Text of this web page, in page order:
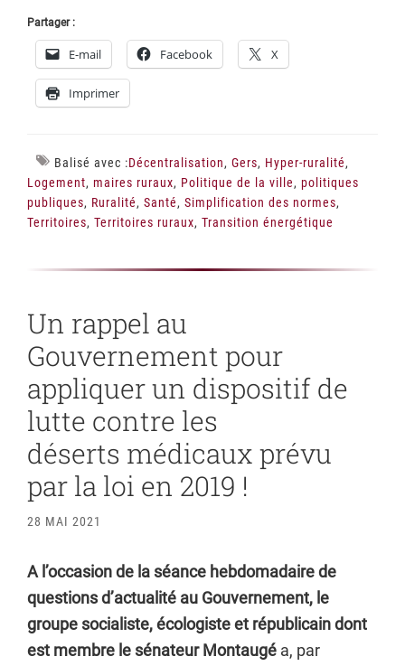
Partager :
E-mail Facebook X
Imprimer
Balisé avec :Décentralisation, Gers, Hyper-ruralité,
Logement, maires ruraux, Politique de la ville, politiques
publiques, Ruralité, Santé, Simplification des normes,
Territoires, Territoires ruraux, Transition énergétique
Un rappel au
Gouvernement pour
appliquer un dispositif de
lutte contre les
déserts médicaux prévu
par la loi en 2019 !
28 MAI 2021
A l’occasion de la séance hebdomadaire de
questions d’actualité au Gouvernement, le
groupe socialiste, écologiste et républicain dont
est membre le sénateur Montaugé a, par